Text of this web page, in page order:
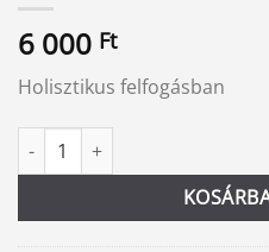
6 000 Ft
Holisztikus felfogásban
Jóga a családban mennyiség
Alternative: